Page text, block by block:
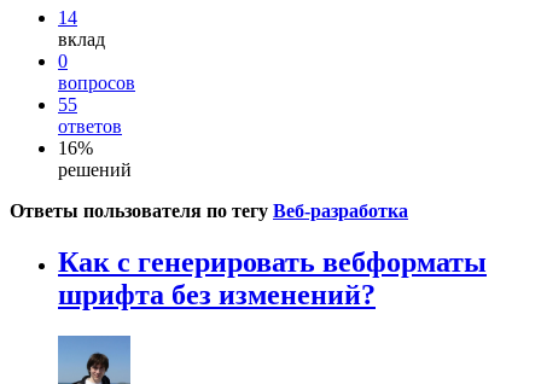
14
вклад
0
вопросов
55
ответов
16%
решений
Ответы пользователя по тегу Веб-разработка
Как с генерировать вебформаты
шрифта без изменений?